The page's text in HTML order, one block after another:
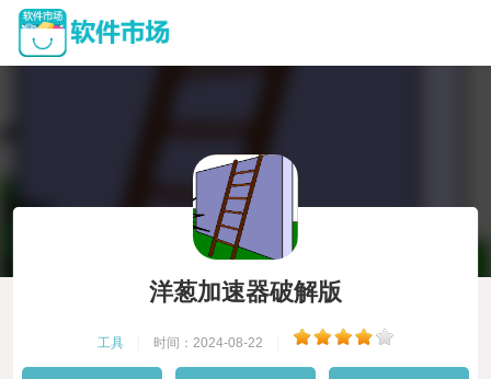
洋葱加速器破解版
工具 时间：2024-08-22